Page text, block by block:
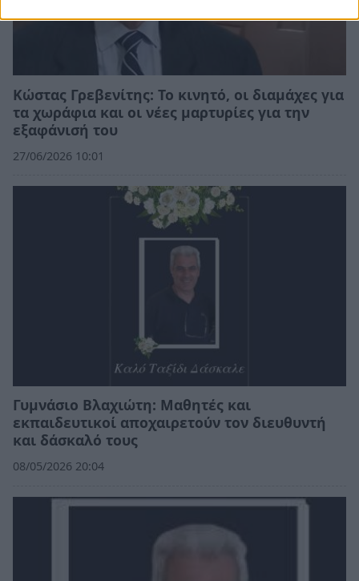
Κώστας Γρεβενίτης: Το κινητό, οι διαμάχες για
τα χωράφια και οι νέες μαρτυρίες για την
εξαφάνισή του
27/06/2026 10:01
Γυμνάσιο Βλαχιώτη: Μαθητές και
εκπαιδευτικοί αποχαιρετούν τον διευθυντή
και δάσκαλό τους
08/05/2026 20:04